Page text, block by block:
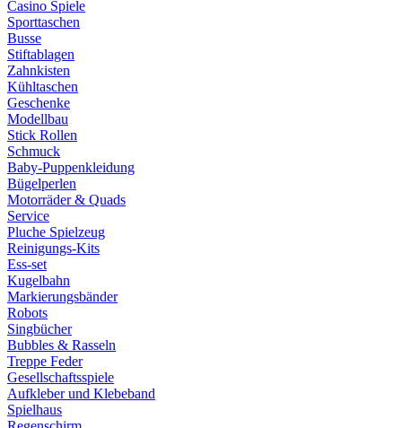
Casino Spiele
Sporttaschen
Busse
Stiftablagen
Zahnkisten
Kühltaschen
Geschenke
Modellbau
Stick Rollen
Schmuck
Baby-Puppenkleidung
Bügelperlen
Motorräder & Quads
Service
Pluche Spielzeug
Reinigungs-Kits
Ess-set
Kugelbahn
Markierungsbänder
Robots
Singbücher
Bubbles & Rasseln
Treppe Feder
Gesellschaftsspiele
Aufkleber und Klebeband
Spielhaus